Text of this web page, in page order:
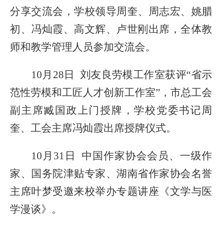
分享交流会，学校领导周奎、周志宏、姚腊
初、冯灿霞、高文辉、卢世刚出席，全体教
师和教学管理人员参加交流会。
10月28日 刘友良劳模工作室获评“省示
范性劳模和工匠人才创新工作室” ， 市总工会
副主席臧国政上门授牌 ，学校党委书记周
奎、工会主席冯灿霞出席授牌仪式。
10月31日 中国作家协会会员、一级作
家、国务院津贴专家、湖南省作家协会名誉
主席叶梦受邀来校举办专题讲座《文学与医
学漫谈》 。